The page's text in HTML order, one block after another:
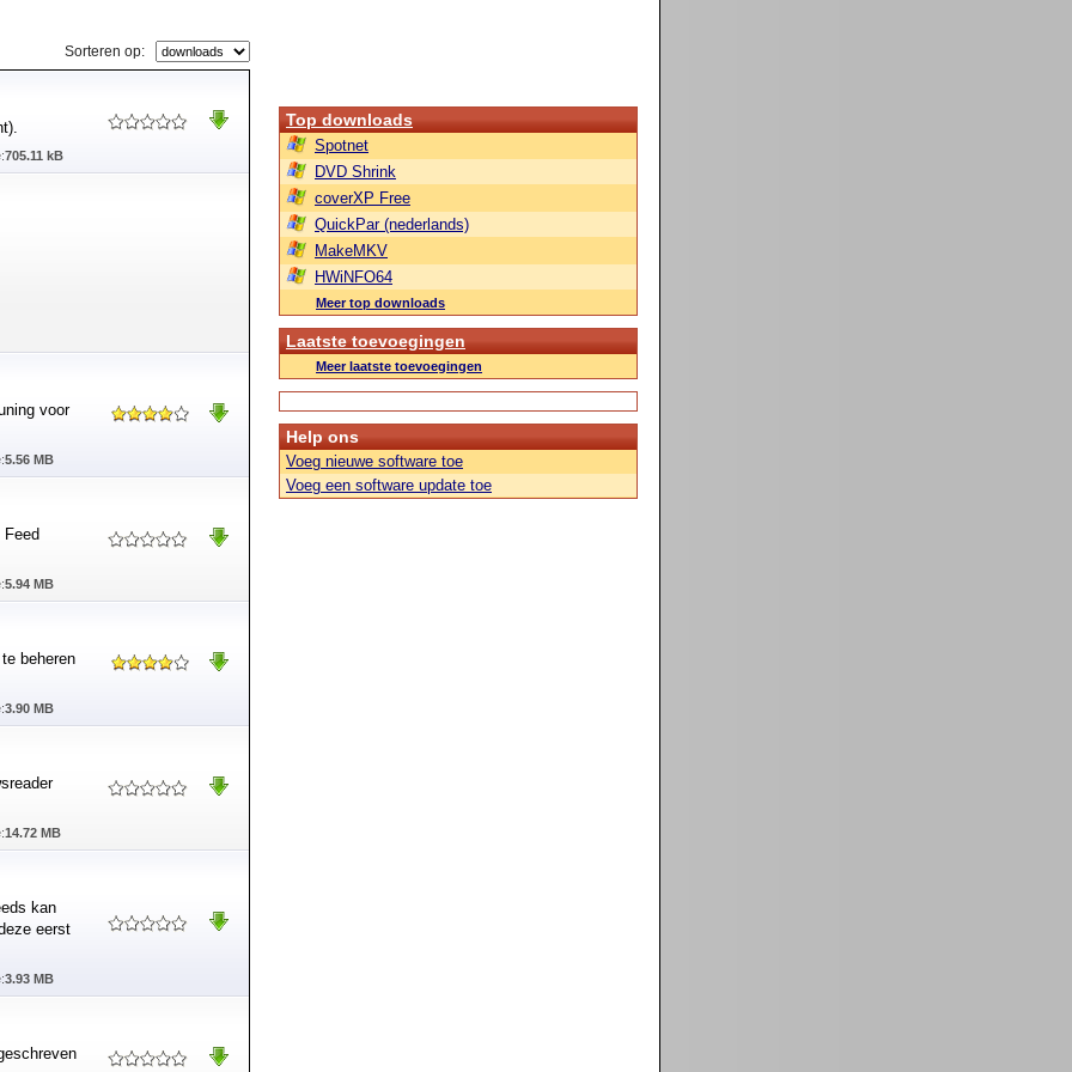
Sorteren op:
705.11 kB
voor
5.56 MB
5.94 MB
beheren
3.90 MB
14.72 MB
kan
eerst
3.93 MB
Top downloads
Spotnet
DVD Shrink
coverXP Free
QuickPar (nederlands)
MakeMKV
HWiNFO64
Meer top downloads
Laatste toevoegingen
Meer laatste toevoegingen
Help ons
Voeg nieuwe software toe
Voeg een software update toe